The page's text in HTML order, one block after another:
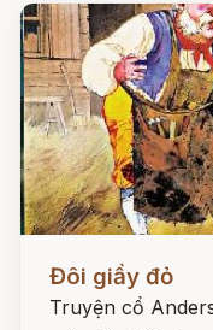
Đôi giầy đỏ
Truyện cổ